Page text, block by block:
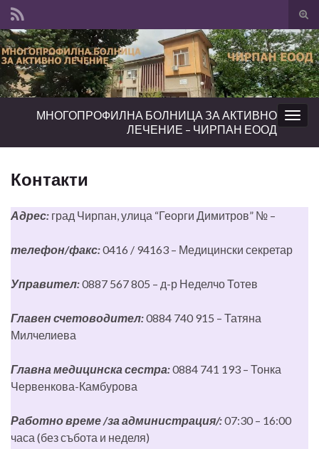
Search for:
МНОГОПРОФИЛНА БОЛНИЦА ЗА АКТИВНО
ЛЕЧЕНИЕ – ЧИРПАН ЕООД
Контакти
Адрес: град Чирпан, улица “Георги Димитров” № –
телефон/факс:0416 / 94163 – Медицински секретар
Управител:0887 567 805 – д-р Неделчо Тотев
Главен счетоводител:0884 740 915 – Татяна
Милчелиева
Главна медицинска сестра:0884 741 193 – Тонка
Червенкова-Камбурова
Работно време /за администрация/:07:30 – 16:00
часа (без събота и неделя)